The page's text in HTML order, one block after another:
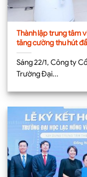
Thành lập trung tâm
tăng cường thu hút
Sáng 22/1, Công ty
Trường Đại...